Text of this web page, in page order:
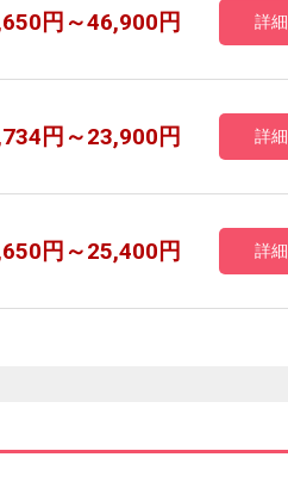
円～46,900円 詳
円～23,900円 詳
円～25,400円 詳